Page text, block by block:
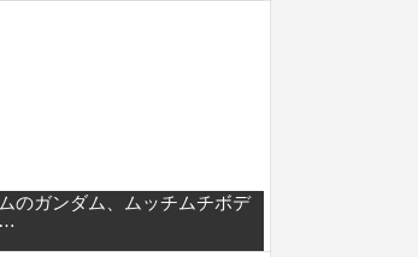
のガンダム、ムッチムチボデ